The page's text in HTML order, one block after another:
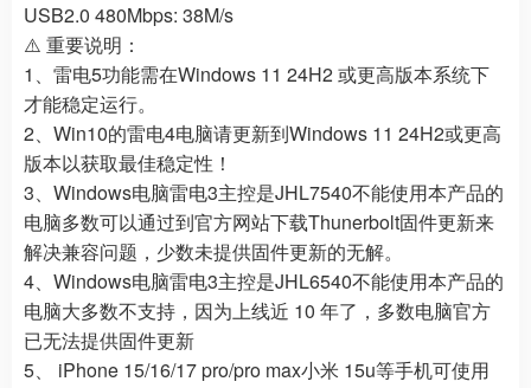
USB2.0 480Mbps: 38M/s
⚠️ 重要说明：
1、雷电5功能需在Windows 11 24H2 或更高版本系统下
才能稳定运行。
2、Win10的雷电4电脑请更新到Windows 11 24H2或更高
版本以获取最佳稳定性！
3、Windows电脑雷电3主控是JHL7540不能使用本产品的
电脑多数可以通过到官方网站下载Thunerbolt固件更新来
解决兼容问题，少数未提供固件更新的无解。
4、Windows电脑雷电3主控是JHL6540不能使用本产品的
电脑大多数不支持，因为上线近 10 年了，多数电脑官方
已无法提供固件更新
5、 iPhone 15/16/17 pro/pro max小米 15u等手机可使用